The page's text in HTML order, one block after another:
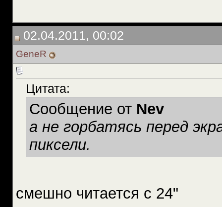
02.04.2011, 00:02
GeneR
Цитата:
Сообщение от Nev
а не горбатясь перед
пиксели.
смешно читается с 24"